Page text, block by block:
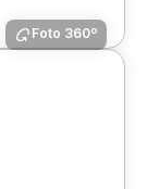
Foto 360º